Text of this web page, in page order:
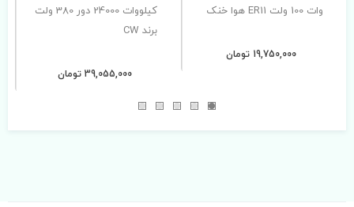
وات 100 ولت ER11 هوا خنک
19,750,000 تومان
کیلووات 24000 دور 380 ولت
برند CW
39,055,000 تومان